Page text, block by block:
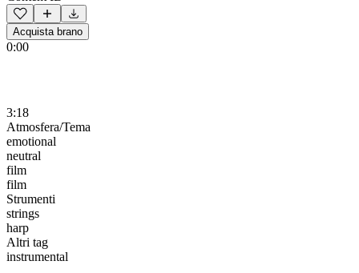
Acquista brano
0:00
3:18
Atmosfera/Tema
emotional
neutral
film
film
Strumenti
strings
harp
Altri tag
instrumental